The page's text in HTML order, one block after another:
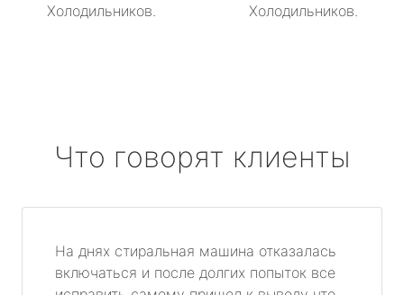
Холодильников.
Холодильников.
Что говорят клиенты
На днях стиральная машина отказалась
включаться и после долгих попыток все